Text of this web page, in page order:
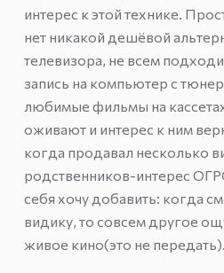
интерес к этой технике.
нет никакой дешёвой
телевизора, не всем
запись на компьютер с
любимые фильмы на
оживают и интерес к ним
когда продавал несколько
родственников-интерес
себя хочу добавить: когда
видику, то совсем другое
живое кино(это не передать).